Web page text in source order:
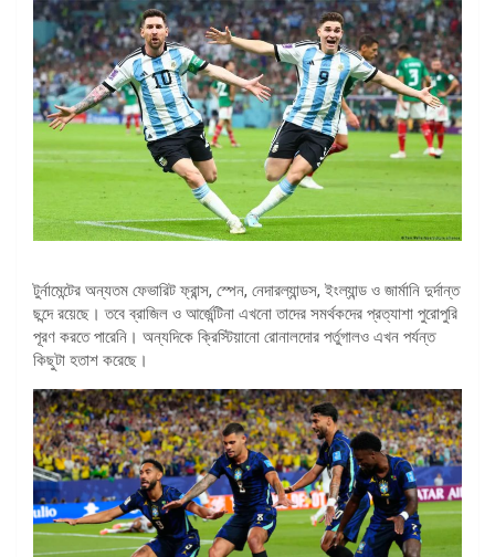
টুর্নামেন্টের অন্যতম ফেভারিট ফ্রান্স, স্পেন, নেদারল্যান্ডস, ইংল্যান্ড ও জার্মানি দুর্দান্ত
ছন্দে রয়েছে। তবে ব্রাজিল ও আর্জেন্টিনা এখনো তাদের সমর্থকদের প্রত্যাশা পুরোপুরি
পূরণ করতে পারেনি। অন্যদিকে ক্রিস্টিয়ানো রোনালদোর পর্তুগালও এখন পর্যন্ত
কিছুটা হতাশ করেছে।